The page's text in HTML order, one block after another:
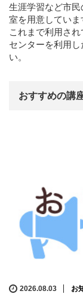
生涯学習など市
室を用意していま
これまで利用さ
センターを利用
い。
おすすめの講
2026.08.03 お